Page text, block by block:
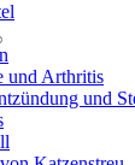
und Arthritis
und